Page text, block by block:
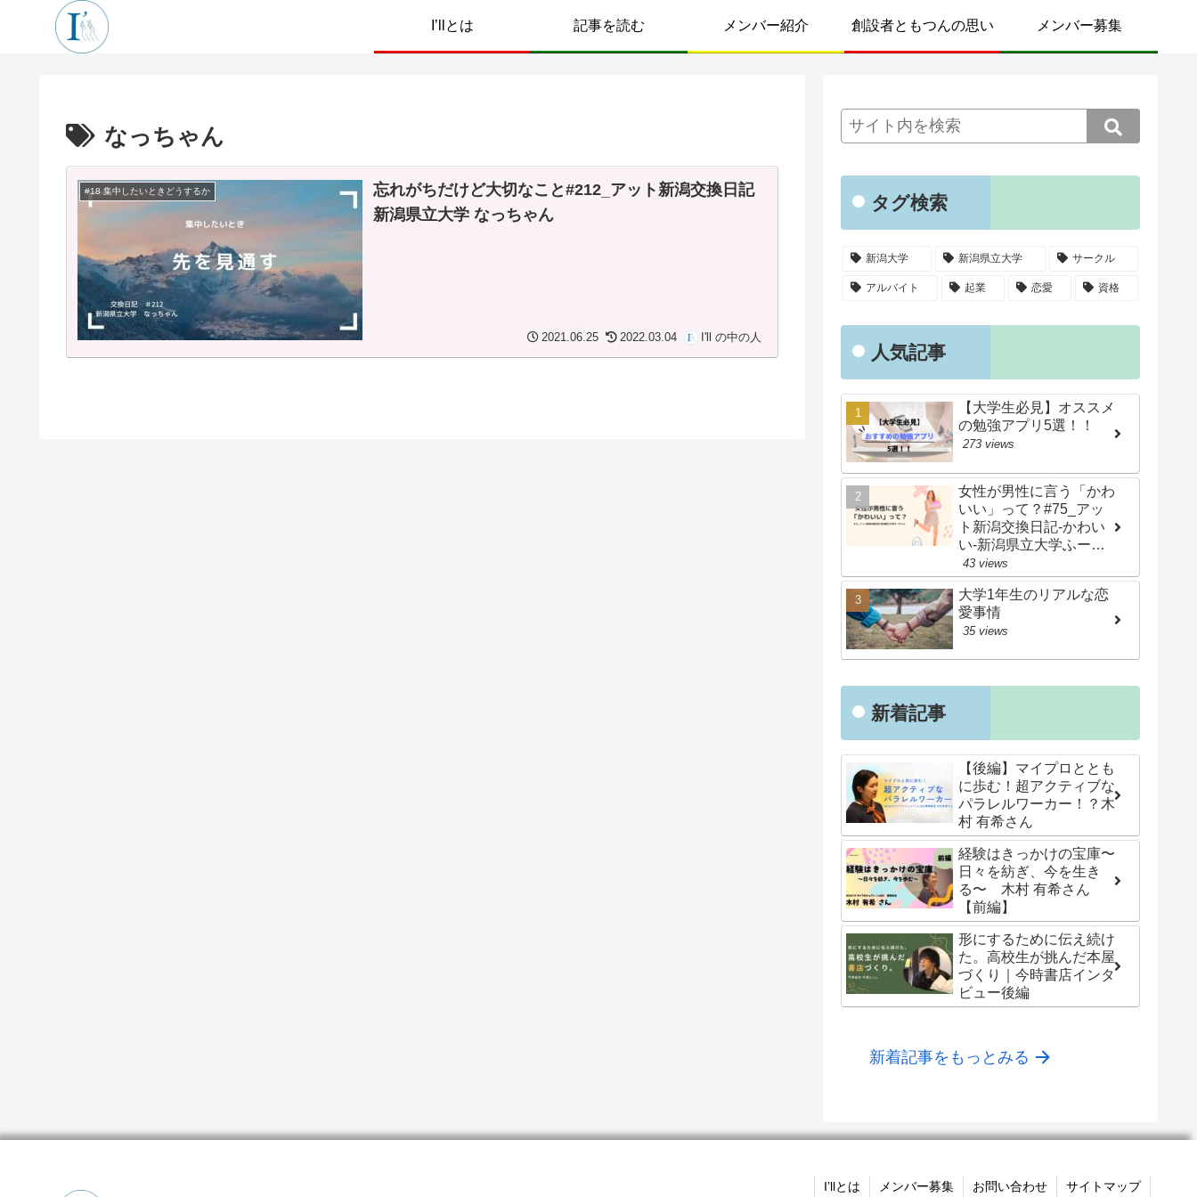
I’llとは 記事を読む メンバー紹介 創設者ともつんの思い メンバー募集
なっちゃん
#18 集中したいときどうするか
忘れがちだけど大切なこと#212_アット新潟交換日記
新潟県立大学 なっちゃん
2021.06.25 2022.03.04 I'll の中の人
タグ検索
新潟大学 新潟県立大学 サークル
アルバイト 起業 恋愛 資格
人気記事
【大学生必見】オススメ
の勉強アプリ5選！！
273 views
女性が男性に言う「かわ
いい」って？#75_アッ
ト新潟交換日記-かわい
い-新潟県立大学ふーち
ゃん
43 views
大学1年生のリアルな恋
愛事情
35 views
新着記事
【後編】マイプロととも
に歩む！超アクティブな
パラレルワーカー！？木
村 有希さん
経験はきっかけの宝庫〜
日々を紡ぎ、今を生き
る〜 木村 有希さん
【前編】
形にするために伝え続け
た。高校生が挑んだ本屋
づくり｜今時書店インタ
ビュー後編
新着記事をもっとみる
I’llとは メンバー募集 お問い合わせ サイトマップ